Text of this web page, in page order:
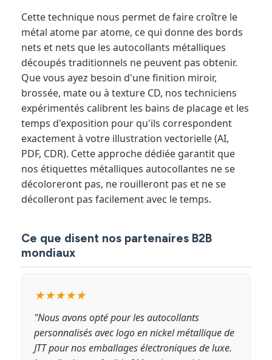
Cette technique nous permet de faire croître le
métal atome par atome, ce qui donne des bords
nets et nets que les autocollants métalliques
découpés traditionnels ne peuvent pas obtenir.
Que vous ayez besoin d'une finition miroir,
brossée, mate ou à texture CD, nos techniciens
expérimentés calibrent les bains de placage et les
temps d'exposition pour qu'ils correspondent
exactement à votre illustration vectorielle (AI,
PDF, CDR). Cette approche dédiée garantit que
nos étiquettes métalliques autocollantes ne se
décoloreront pas, ne rouilleront pas et ne se
décolleront pas facilement avec le temps.
Ce que disent nos partenaires B2B
mondiaux
★★★★★
"Nous avons opté pour les autocollants
personnalisés avec logo en nickel métallique de
JTT pour nos emballages électroniques de luxe.